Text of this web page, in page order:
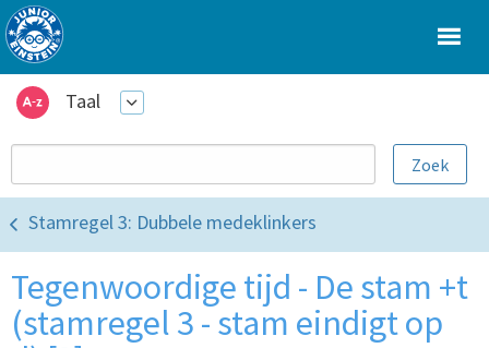
Taal
Stamregel 3: Dubbele medeklinkers
Tegenwoordige tijd - De stam +t
(stamregel 3 - stam eindigt op